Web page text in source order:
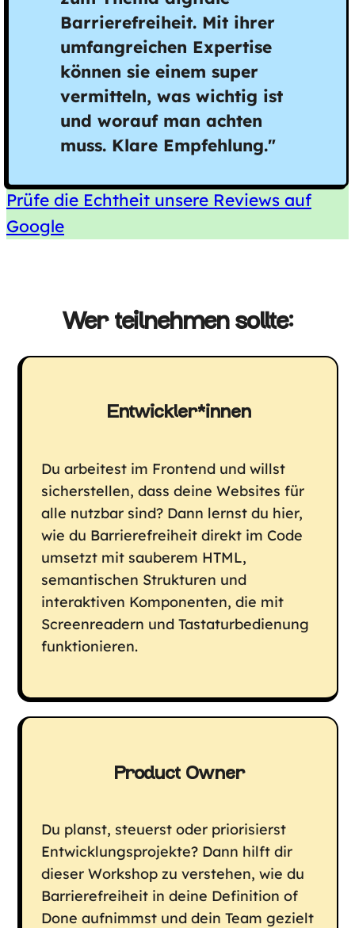
Barrierefreiheit. Mit ihrer
umfangreichen Expertise
können sie einem super
vermitteln, was wichtig ist
und worauf man achten
muss. Klare Empfehlung."
Prüfe die Echtheit unsere Reviews auf
Google
Wer teilnehmen sollte:
Entwickler*innen
Du arbeitest im Frontend und willst
sicherstellen, dass deine Websites für
alle nutzbar sind? Dann lernst du hier,
wie du Barrierefreiheit direkt im Code
umsetzt mit sauberem HTML,
semantischen Strukturen und
interaktiven Komponenten, die mit
Screenreadern und Tastaturbedienung
funktionieren.
Product Owner
Du planst, steuerst oder priorisierst
Entwicklungsprojekte? Dann hilft dir
dieser Workshop zu verstehen, wie du
Barrierefreiheit in deine Definition of
Done aufnimmst und dein Team gezielt